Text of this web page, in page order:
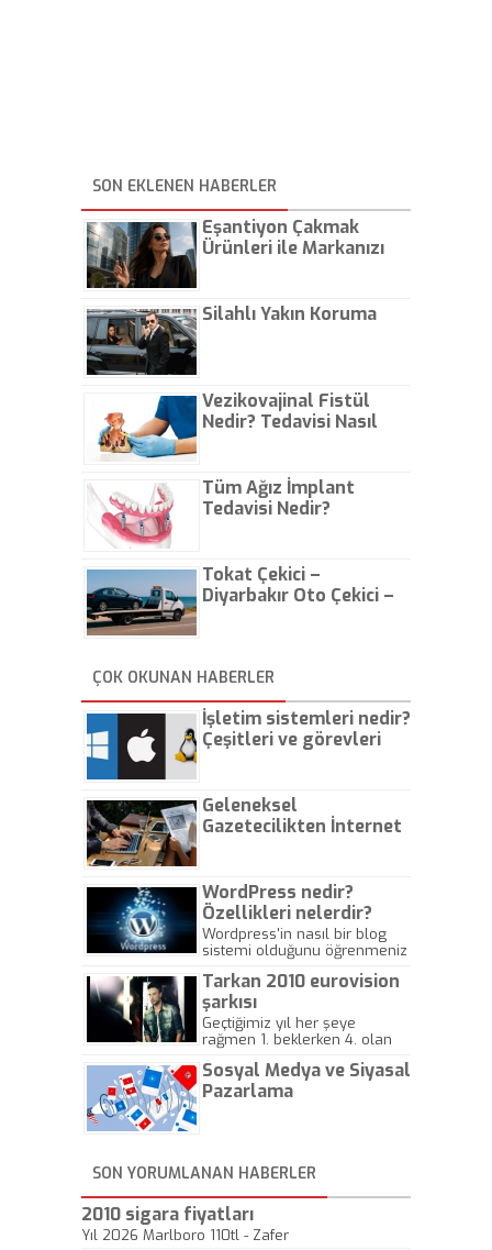
SON EKLENEN HABERLER
Eşantiyon Çakmak
Ürünleri ile Markanızı
Silahlı Yakın Koruma
Vezikovajinal Fistül
Nedir? Tedavisi Nasıl
Tüm Ağız İmplant
Tedavisi Nedir?
Tokat Çekici –
Diyarbakır Oto Çekici –
ÇOK OKUNAN HABERLER
İşletim sistemleri nedir?
Çeşitleri ve görevleri
Geleneksel
Gazetecilikten İnternet
WordPress nedir?
Özellikleri nelerdir?
Wordpress'in nasıl bir blog
sistemi olduğunu öğrenmeniz
Tarkan 2010 eurovision
şarkısı
Geçtiğimiz yıl her şeye
rağmen 1. beklerken 4. olan
gösterisinin bu yarışmada
önemli olmadığını anlamıştır.
Sosyal Medya ve Siyasal
Pazarlama
SON YORUMLANAN HABERLER
2010 sigara fiyatları
Yıl 2026 Marlboro 110tl - Zafer